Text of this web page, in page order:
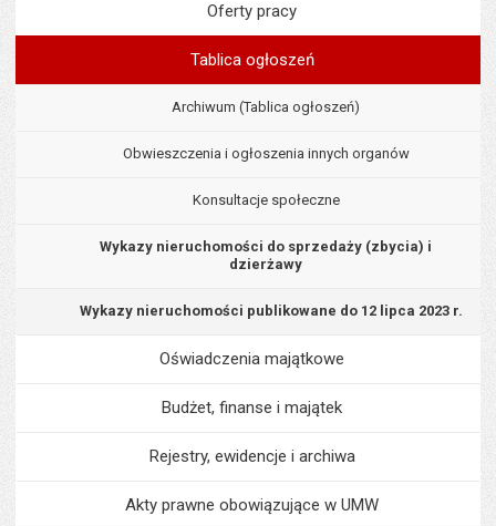
Oferty pracy
Tablica ogłoszeń
Archiwum (Tablica ogłoszeń)
Obwieszczenia i ogłoszenia innych organów
Konsultacje społeczne
Wykazy nieruchomości do sprzedaży (zbycia) i
dzierżawy
Wykazy nieruchomości publikowane do 12 lipca 2023 r.
Oświadczenia majątkowe
Budżet, finanse i majątek
Rejestry, ewidencje i archiwa
Akty prawne obowiązujące w UMW